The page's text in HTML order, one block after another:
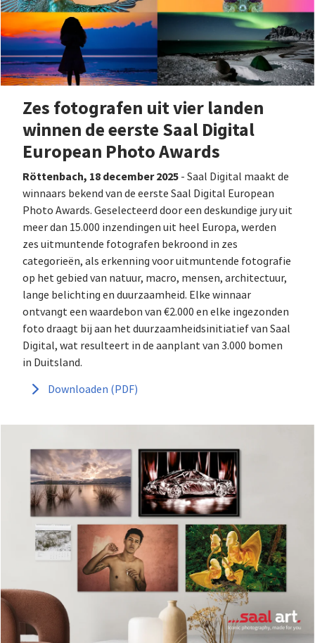
Zes fotografen uit vier landen
winnen de eerste Saal Digital
European Photo Awards
Röttenbach, 18 december 2025 - Saal Digital maakt de
winnaars bekend van de eerste Saal Digital European
Photo Awards. Geselecteerd door een deskundige jury uit
meer dan 15.000 inzendingen uit heel Europa, werden
zes uitmuntende fotografen bekroond in zes
categorieën, als erkenning voor uitmuntende fotografie
op het gebied van natuur, macro, mensen, architectuur,
lange belichting en duurzaamheid. Elke winnaar
ontvangt een waardebon van €2.000 en elke ingezonden
foto draagt bij aan het duurzaamheidsinitiatief van Saal
Digital, wat resulteert in de aanplant van 3.000 bomen
in Duitsland.
Downloaden (PDF)